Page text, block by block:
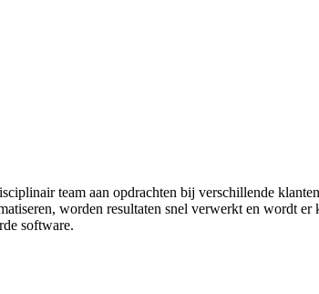
team aan opdrachten bij verschillende
worden resultaten snel verwerkt en wordt
software.